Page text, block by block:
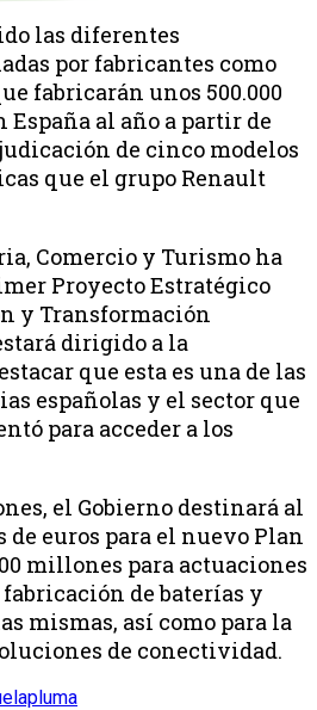
las diferentes
por fabricantes como
fabricarán unos 500.000
España al año a partir de
de cinco modelos
que el grupo Renault
Comercio y Turismo ha
Proyecto Estratégico
y Transformación
dirigido a la
que esta es una de las
españolas y el sector que
para acceder a los
el Gobierno destinará al
euros para el nuevo Plan
millones para actuaciones
de baterías y
mismas, así como para la
de conectividad.